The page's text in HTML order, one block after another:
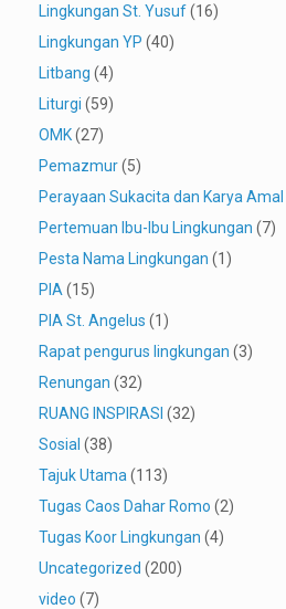
Lingkungan St. Yusuf(16)
Lingkungan YP (40)
Litbang (4)
Liturgi (59)
OMK(27)
Pemazmur(5)
Perayaan Sukacita dan Karya Amal
Pertemuan Ibu-Ibu Lingkungan (7)
Pesta Nama Lingkungan (1)
PIA (15)
PIA St. Angelus (1)
Rapat pengurus lingkungan (3)
Renungan (32)
RUANG INSPIRASI (32)
Sosial (38)
Tajuk Utama (113)
Tugas Caos Dahar Romo (2)
Tugas Koor Lingkungan (4)
Uncategorized (200)
video (7)